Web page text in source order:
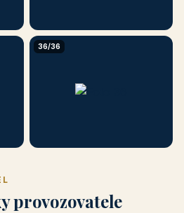
36/36
provozovatele